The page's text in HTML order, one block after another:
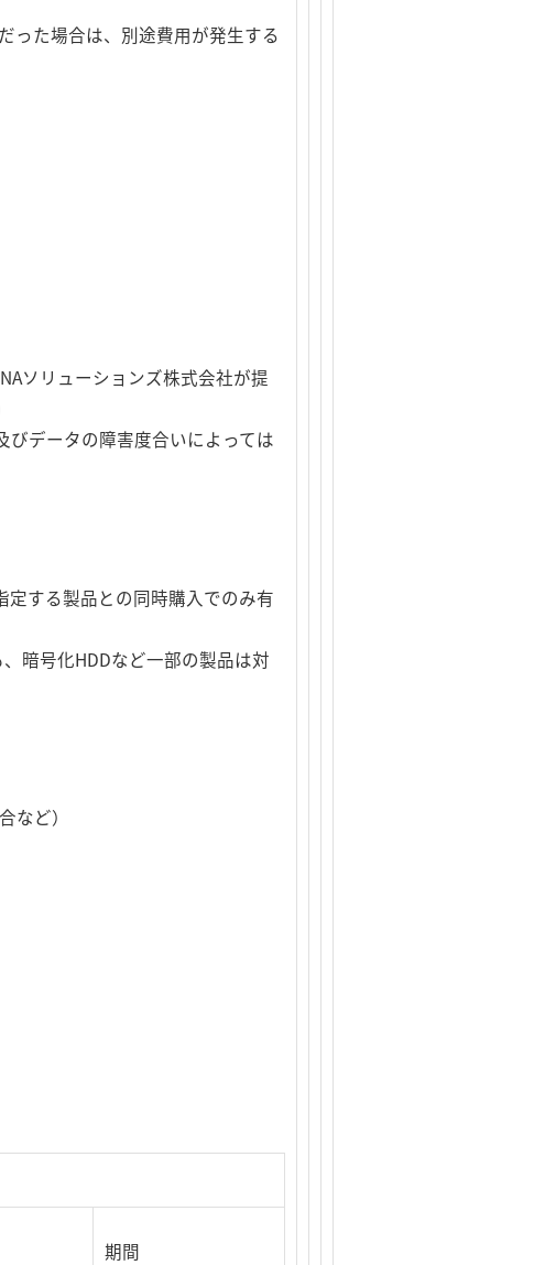
った場合は、別途費用が発生する
ソリューションズ株式会社が提
データの障害度合いによっては
する製品との同時購入でのみ有
暗号化HDDなど一部の製品は対
など）
期間